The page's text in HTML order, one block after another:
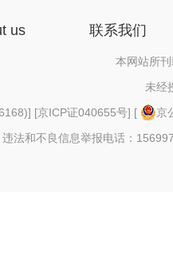
us 联系我们
本网站所
未经
] [京ICP证040655号] [
京
违法和不良信息举报电话：